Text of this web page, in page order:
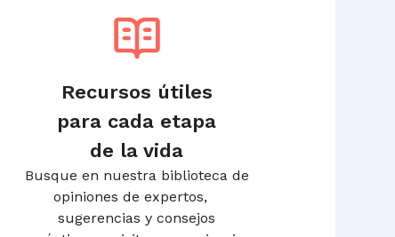
Recursos útiles
para cada etapa
de la vida
Busque en nuestra biblioteca de
opiniones de expertos,
sugerencias y consejos